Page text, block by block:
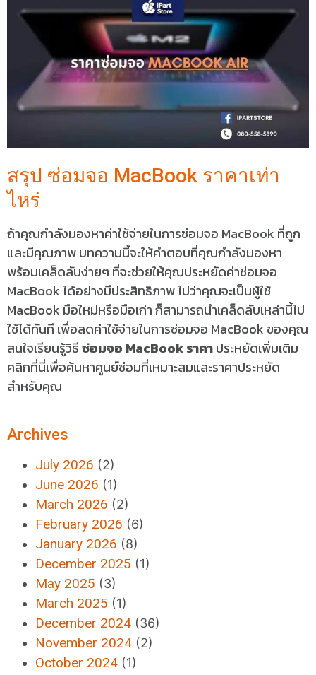
สรุป ซ่อมจอ MacBook ราคาเท่า
ไหร่
ถ้าคุณกำลังมองหาค่าใช้จ่ายในการซ่อมจอ MacBook ที่ถูก
และมีคุณภาพ บทความนี้จะให้คำตอบที่คุณกำลังมองหา
พร้อมเคล็ดลับง่ายๆ ที่จะช่วยให้คุณประหยัดค่าซ่อมจอ
MacBook ได้อย่างมีประสิทธิภาพ ไม่ว่าคุณจะเป็นผู้ใช้
MacBook มือใหม่หรือมือเก่า ก็สามารถนำเคล็ดลับเหล่านี้ไป
ใช้ได้ทันที เพื่อลดค่าใช้จ่ายในการซ่อมจอ MacBook ของคุณ
สนใจเรียนรู้วิธีซ่อมจอ MacBook ราคาประหยัดเพิ่มเติม
คลิกที่นี่เพื่อค้นหาศูนย์ซ่อมที่เหมาะสมและราคาประหยัด
สำหรับคุณ
Archives
July 2026 (2)
June 2026 (1)
March 2026 (2)
February 2026 (6)
January 2026 (8)
December 2025 (1)
May 2025 (3)
March 2025 (1)
December 2024 (36)
November 2024 (2)
October 2024 (1)